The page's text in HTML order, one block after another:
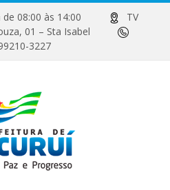
de 08:00 às 14:00
TV
01 – Sta Isabel
3227